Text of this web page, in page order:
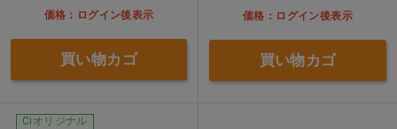
価格：ログイン後表示
買い物カゴ
価格：ログイン後表示
買い物カゴ
Ciオリジナル